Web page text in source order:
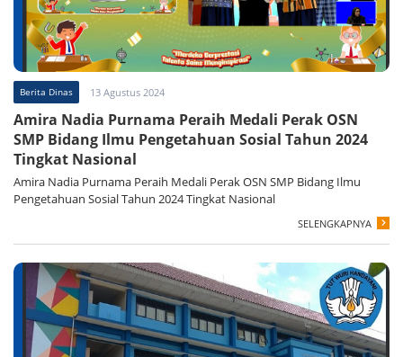
Berita Dinas 13 Agustus 2024
Amira Nadia Purnama Peraih Medali Perak OSN
SMP Bidang Ilmu Pengetahuan Sosial Tahun 2024
Tingkat Nasional
Amira Nadia Purnama Peraih Medali Perak OSN SMP Bidang Ilmu
Pengetahuan Sosial Tahun 2024 Tingkat Nasional
SELENGKAPNYA